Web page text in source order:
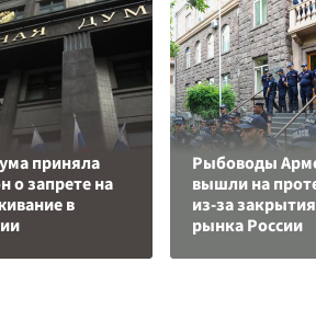
приняла
о запрете на
в
Рыбоводы
вышли на
из-за закрытия
рынка России